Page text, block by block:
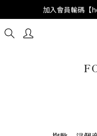
加入會員輸碼【